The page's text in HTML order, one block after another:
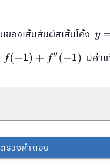
ของเส้นสัมผัสเส้นโค้งy=f
f(−1)+f ′(− 1) มีค่าเ
ตรวจคำตอบ